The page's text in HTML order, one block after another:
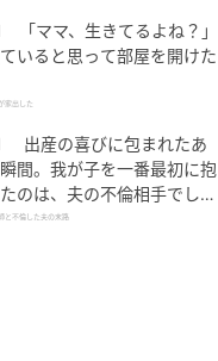
「ママ、生きてるよね？」
いると思って部屋を開けた
家出した
出産の喜びに包まれたあ
間。我が子を一番最初に抱
のは、夫の不倫相手でし
と不倫した夫の末路